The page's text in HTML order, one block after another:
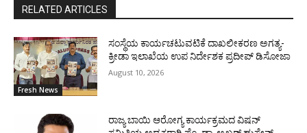
RELATED ARTICLES
Fresh News
ಸಂಸ್ಥೆಯ ಕಾರ್ಯಚಟುವಟಿಕೆ ದಾಖಲೀಕರಣ ಅಗತ್ಯ-
ಕ್ರೀಡಾ ಇಲಾಖೆಯ ಉಪ ನಿರ್ದೇಶಕ ಪ್ರದೀಪ್ ಡಿಸೋಜಾ
August 10, 2026
ರಾಜ್ಯ ಬಾಯಿ ಆರೋಗ್ಯ ಕಾರ್ಯಕ್ರಮದ ವಿಷನ್